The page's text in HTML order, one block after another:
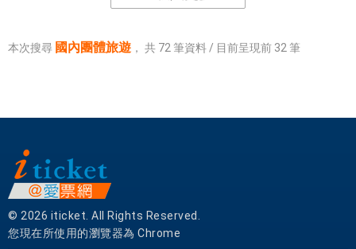
本次搜尋 國內團體旅遊 ， 共 72 筆資料 / 目前呈現前 32 筆
© 2026 iticket. All Rights Reserved.
您現在所使用的瀏覽器為 Chrome